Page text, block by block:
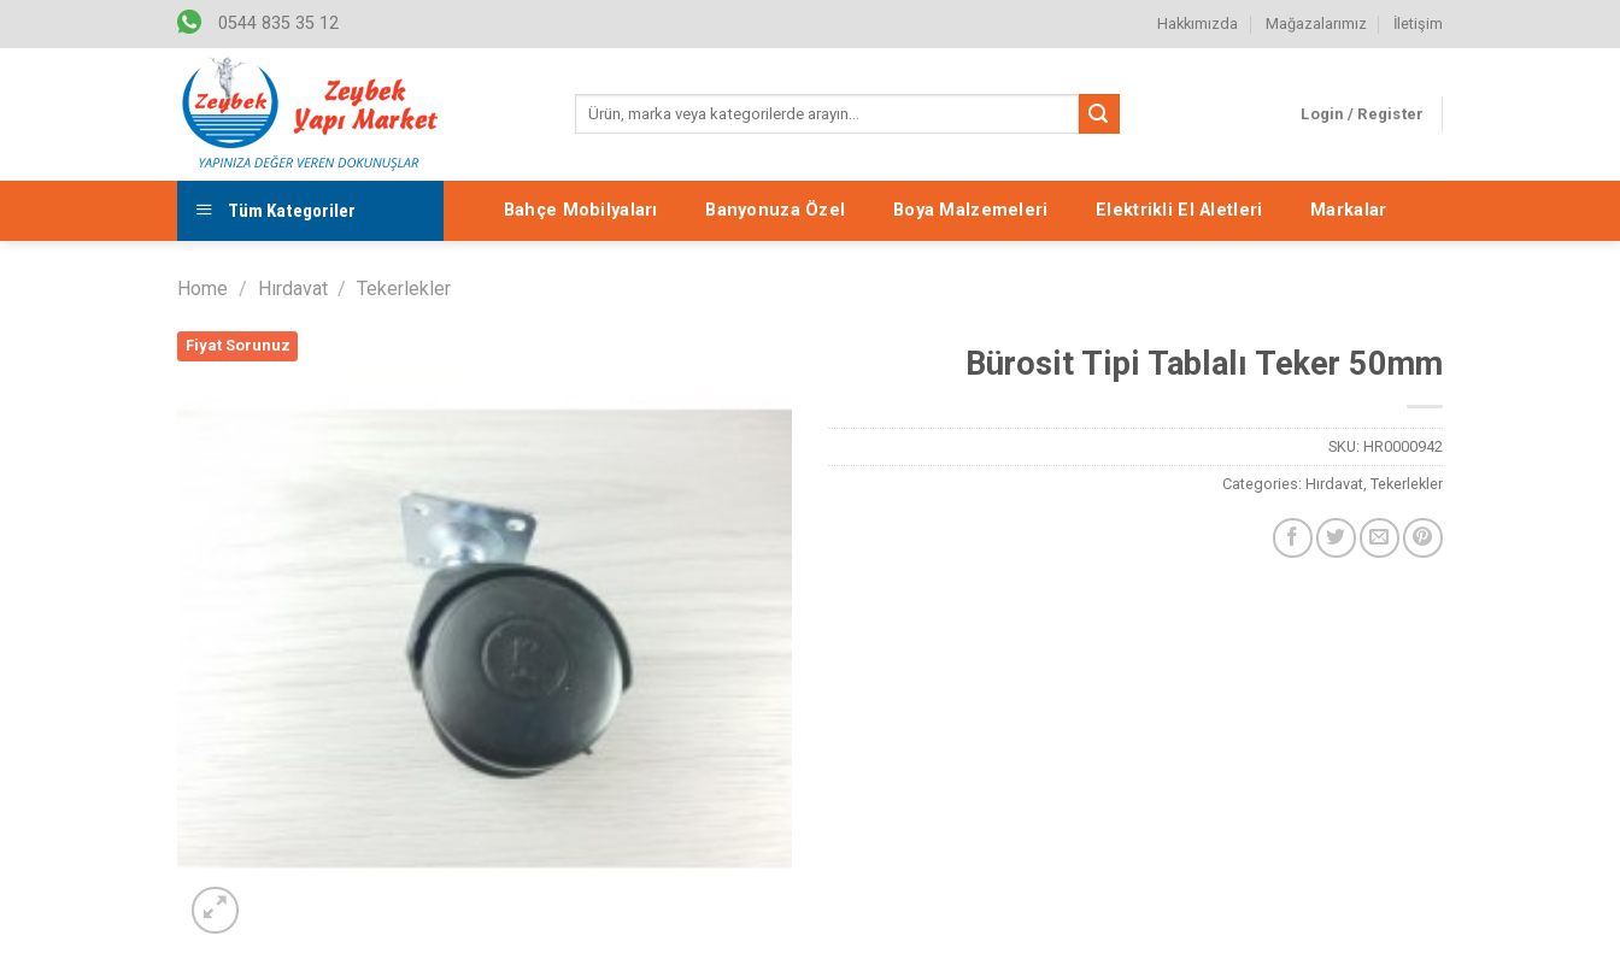
to
0544 835 35 12 Hakkımızda Mağazalarımız İletişim
Search
Login / Register
Tüm Kategoriler Bahçe Mobilyaları Banyonuza Özel Boya Malzemeleri Elektrikli El Aletleri Markalar
Home / Hırdavat / Tekerlekler
Fiyat Sorunuz Bürosit Tipi Tablalı Teker 50mm
SKU: HR0000942
Categories: Hırdavat Tekerlekler